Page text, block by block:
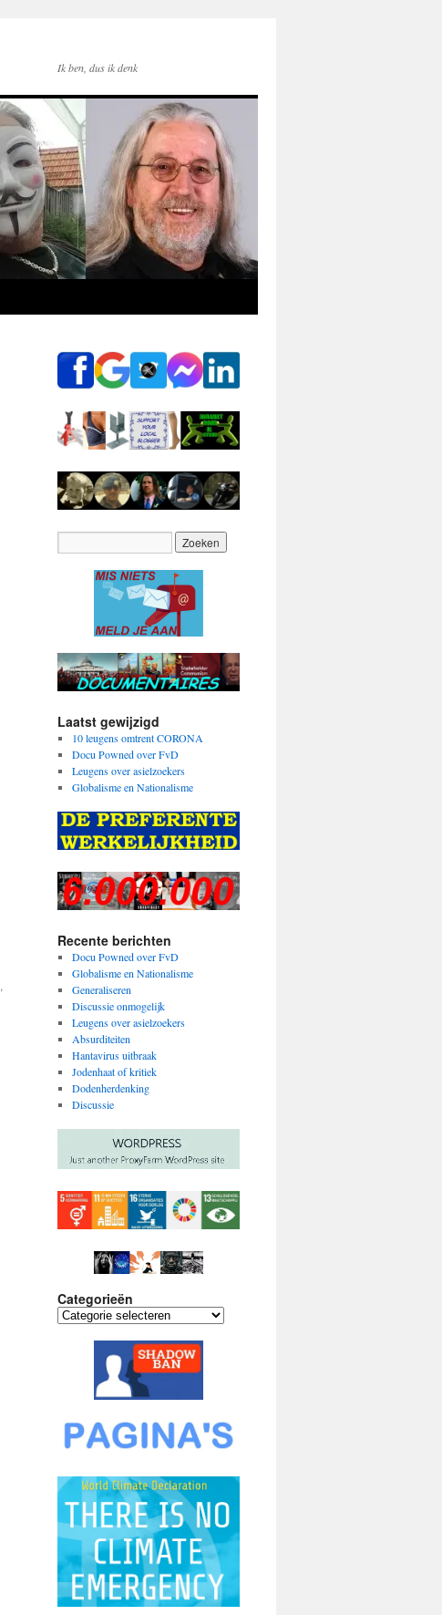
Ik ben, dus ik denk
,
Laatst gewijzigd
10 leugens omtrent CORONA
Docu Powned over FvD
Leugens over asielzoekers
Globalisme en Nationalisme
Recente berichten
Docu Powned over FvD
Globalisme en Nationalisme
Generaliseren
Discussie onmogelijk
Leugens over asielzoekers
Absurditeiten
Hantavirus uitbraak
Jodenhaat of kritiek
Dodenherdenking
Discussie
Categorieën
Categorieën